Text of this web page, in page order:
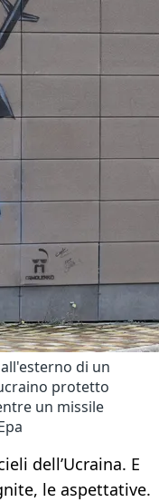
di un
protetto
un missile
dell’Ucraina. E
le aspettative.